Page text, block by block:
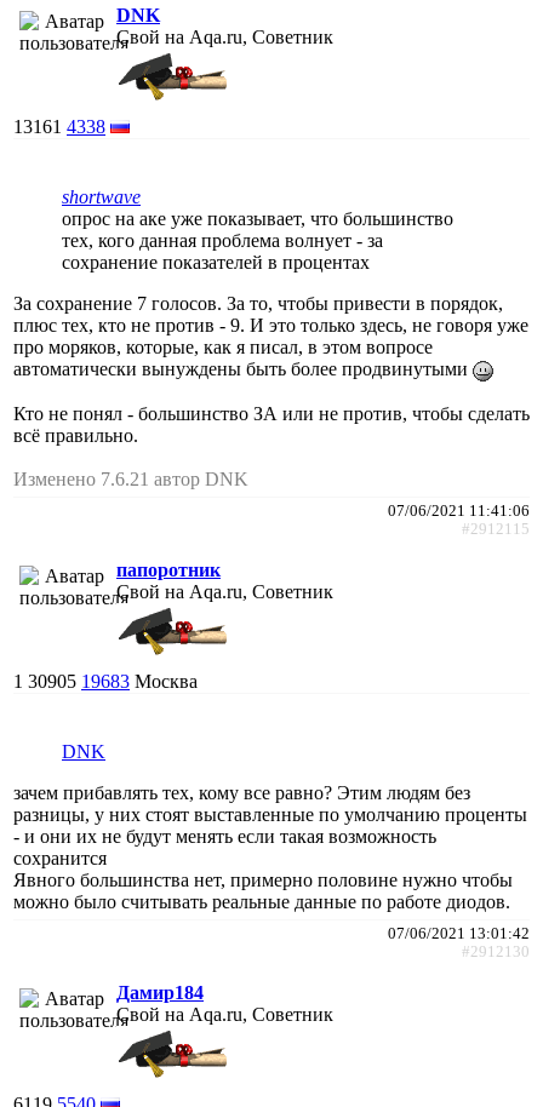
DNK
Свой на Aqa.ru, Советник
13161 4338
shortwave
опрос на аке уже показывает, что большинство
тех, кого данная проблема волнует - за
сохранение показателей в процентах
За сохранение 7 голосов. За то, чтобы привести в порядок,
плюс тех, кто не против - 9. И это только здесь, не говоря уже
про моряков, которые, как я писал, в этом вопросе
автоматически вынуждены быть более продвинутыми
Кто не понял - большинство ЗА или не против, чтобы сделать
всё правильно.
Изменено 7.6.21 автор DNK
07/06/2021 11:41:06
#2912115
папоротник
Свой на Aqa.ru, Советник
1 30905 19683 Москва
DNK
зачем прибавлять тех, кому все равно? Этим людям без
разницы, у них стоят выставленные по умолчанию проценты
- и они их не будут менять если такая возможность
сохранится
Явного большинства нет, примерно половине нужно чтобы
можно было считывать реальные данные по работе диодов.
07/06/2021 13:01:42
#2912130
Дамир184
Свой на Aqa.ru, Советник